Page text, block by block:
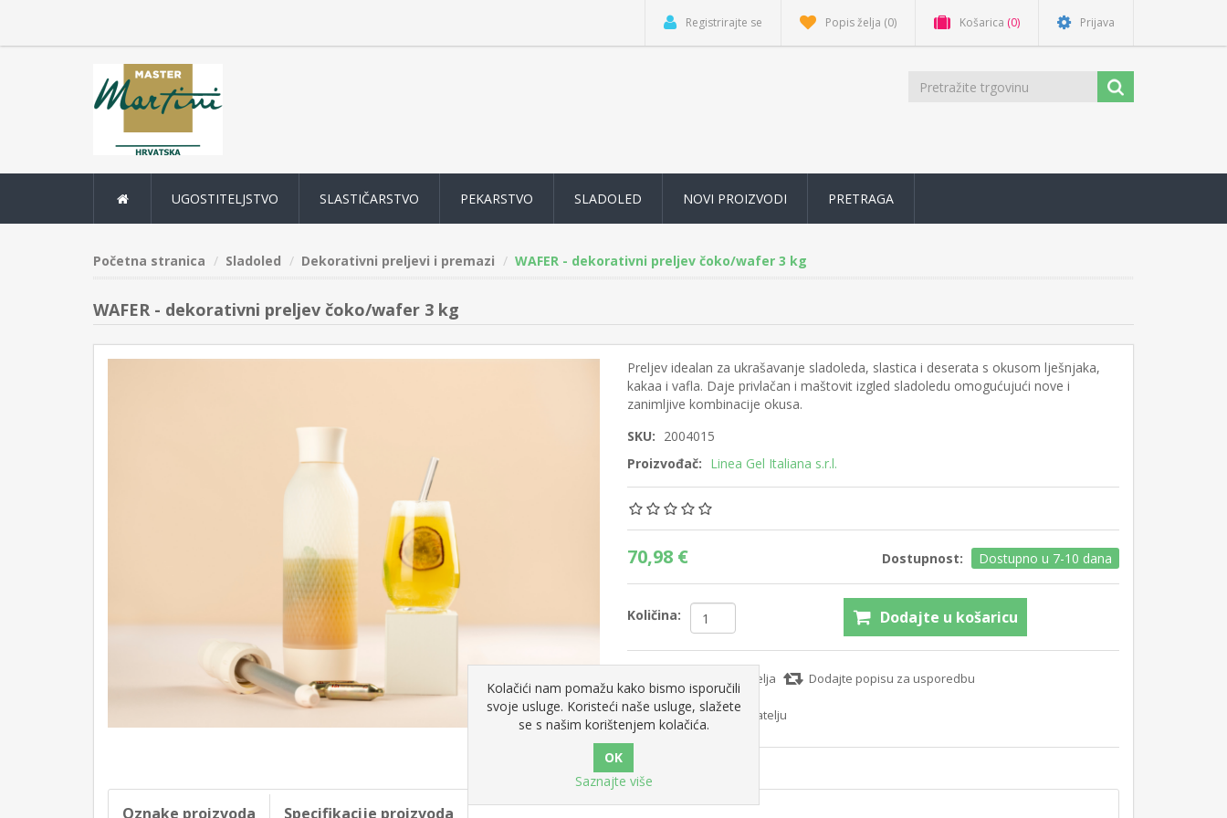
Registrirajte se Popis želja (0) Košarica (0) Prijava
UGOSTITELJSTVO SLASTIČARSTVO PEKARSTVO SLADOLED NOVI PROIZVODI PRETRAGA
Početna stranica Sladoled Dekorativni preljevi i premazi WAFER - dekorativni preljev čoko/wafer 3 kg
WAFER - dekorativni preljev čoko/wafer 3 kg
Preljev idealan za ukrašavanje sladoleda, slastica i deserata s okusom lješnjaka,
kakaa i vafla. Daje privlačan i maštovit izgled sladoledu omogućujući nove i
zanimljive kombinacije okusa.
SKU: 2004015
Proizvođač: Linea Gel Italiana s.r.l.
70,98 € Dostupnost: Dostupno u 7-10 dana
Količina: Dodajte u košaricu
Dodajte na popis želja Dodajte popisu za usporedbu
Pošaljite e-mail prijatelju
Oznake proizvoda Specifikacije proizvoda
Kolačići nam pomažu kako bismo isporučili
svoje usluge. Koristeći naše usluge, slažete
se s našim korištenjem kolačića.
Saznajte više